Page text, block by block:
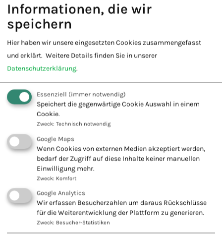
Fachschule für Naturheilkunde -
Europäischer Verband Naturheilkunde
Innovation + Tradition = Zukunft
KONTAKT ZU UNS
Europäischer Verband
Naturheilkunde e.V.
Wiesbadener Str. 67
47138 Duisburg
Tel.: 0203 544250
Informationen, die wir
speichern
Hier haben wir unsere eingesetzten Cookies zusammengefasst
und erklärt. Weitere Details finden Sie in unserer
Datenschutzerklärung.
Essenziell (immer notwendig)
Speichert die gegenwärtige Cookie Auswahl in einem
Cookie.
Zweck: Technisch notwendig
Google Maps
Wenn Cookies von externen Medien akzeptiert werden,
bedarf der Zugriff auf diese Inhalte keiner manuellen
Einwilligung mehr.
Zweck: Komfort
Google Analytics
Wir erfassen Besucherzahlen um daraus Rückschlüsse
für die Weiterentwicklung der Plattform zu generieren.
Zweck: Besucher-Statistiken